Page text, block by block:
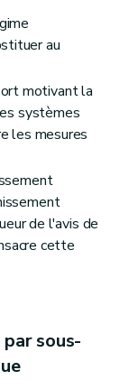
au
motivant la
systèmes
les mesures
de l'avis de
cette
sous-